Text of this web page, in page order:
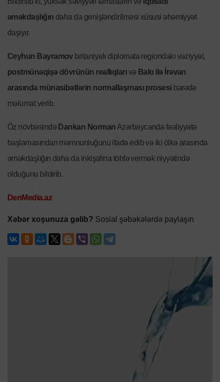
əməkdaşlığın daha da genişləndirilməsi xüsusi əhəmiyyət
daşıyır.
Ceyhun Bayramovbritaniyalı diplomata regiondakı vəziyyət,
postmünaqişə dövrünün reallıqları və Bakı ilə İrəvan
arasında münasibətlərin normallaşması prosesi barədə
məlumat verib.
Öz növbəsində Dankan NormanAzərbaycanda fəaliyyətə
başlamasından məmnunluğunu ifadə edib və iki ölkə arasında
əməkdaşlığın daha da inkişafına töhfə vermək niyyətində
olduğunu bildirib.
DenMedia.az
Xəbər xoşunuza gəlib? Sosial şəbəkələrdə paylaşın